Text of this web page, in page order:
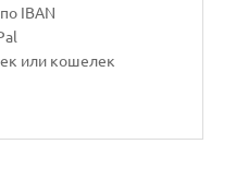
IBAN
или кошелек